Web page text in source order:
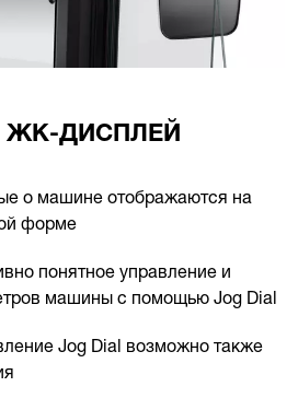
ДИСПЛЕЙ
о машине отображаются на
форме
понятное управление и
машины с помощью Jog Dial
Jog Dial возможно также